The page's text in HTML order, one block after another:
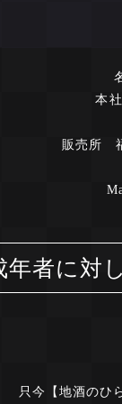
本
販売所
者に対
只今【地酒のひ